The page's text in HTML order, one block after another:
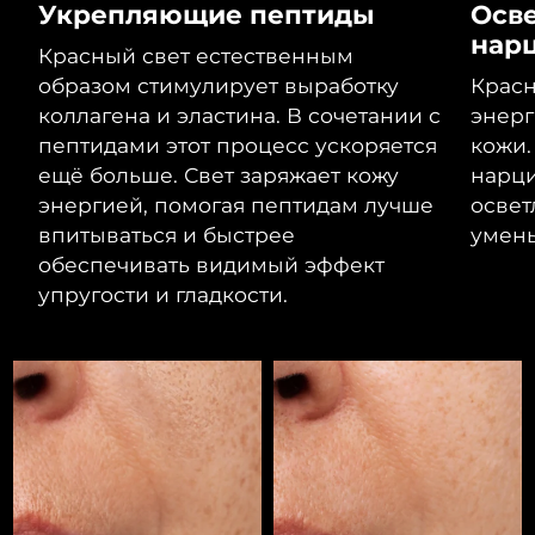
Укрепляющие пептиды
Красный свет естественным
образом стимулирует выработку
коллагена и эластина. В сочетании с
пептидами этот процесс ускоряется
ещё больше. Свет заряжает кожу
энергией, помогая пептидам лучше
впитываться и быстрее
обеспечивать видимый эффект
упругости и гладкости.
Ливан
Ожидаемая дата доставки
8/10/26
Литва
Ожидаемая дата доставки
8/9/26
Люксембург
Ожидаемая дата доставки
8/9/26
Макао (САР)
Ожидаемая дата доставки
Ожидаемая дата доставки
Мальта
Ожидаемая дата доставки
8/9/26
Мексика
Ожидаемая дата доставки
8/13/26
Ожидаемая дата доставки